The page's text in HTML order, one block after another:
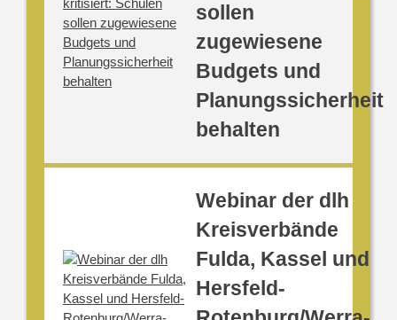
sollen
zugewiesene
Budgets und
Planungssicherheit
behalten
Webinar der dlh
Kreisverbände
Fulda, Kassel und
Hersfeld-